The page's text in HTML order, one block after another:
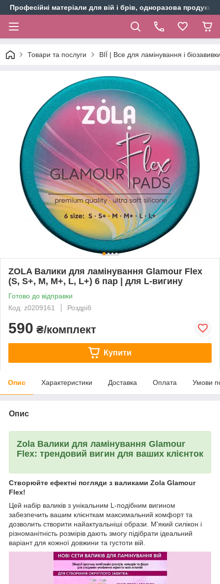
Професійні матеріали для вій і брів, одноразова продукція
Товари та послуги ВІЇ | Все для ламінування і
ZOLA Валики для ламінування Glamour Flex
(S, S+, M, M+, L, L+) 6 пар | для L-вигину
Готово до відправки
Код: z0209161
Роздріб
590 ₴/комплект
Купити
Опис Характеристики Доставка Оплата Умови
Опис
Zola Валики для ламінування Glamour
Flex: трендовий вигин для ваших клієнток
Створюйте ефектні погляди з валиками Zola Glamour
Flex!
Цей набір валиків з унікальним L-подібним вигином
забезпечить вашим клієнткам максимальний комфорт та
дозволить створити найактуальніші образи. М'який силікон і
різноманітність розмірів дають змогу підібрати ідеальний
варіант для кожної довжини та густоти вій.